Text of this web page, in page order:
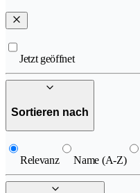
Jetzt geöffnet
Sortieren nach
Relevanz Name (A-Z)